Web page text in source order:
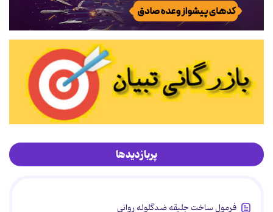
پربازدیدها
فرمول ساخت جلیقه ضدگلوله روانی